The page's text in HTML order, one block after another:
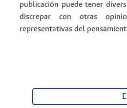
publicación puede tener
discrepar con otras
representativas del